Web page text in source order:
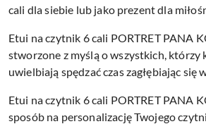
cali dla siebie lub jako prezent dla
Etui na czytnik 6 cali PORTRET PANA
stworzone z myślą o wszystkich, którzy
uwielbiają spędzać czas zagłębiając się
Etui na czytnik 6 cali PORTRET PANA
sposób na personalizację Twojego